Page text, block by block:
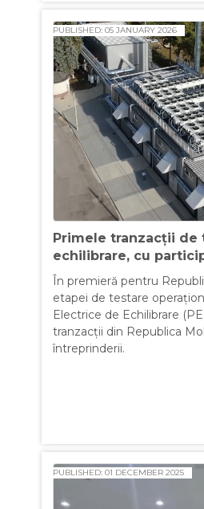
Primele tranzacții de
echilibrare, cu
PUBLISHED: 05 JANUARY 2026
În premieră pentru
etapei de testare
Electrice de Echilibrare
tranzacții din Republica
întreprinderii.
PUBLISHED: 01 DECEMBER 2025